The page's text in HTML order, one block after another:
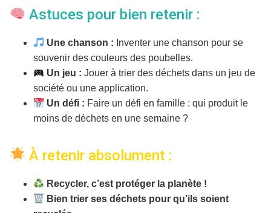
Astuces pour bien retenir :
Une chanson : Inventer une chanson pour se
souvenir des couleurs des poubelles.
Un jeu : Jouer à trier des déchets dans un jeu de
société ou une application.
Un défi : Faire un défi en famille : qui produit le
moins de déchets en une semaine ?
À retenir absolument :
Recycler, c’est protéger la planète !
Bien trier ses déchets pour qu’ils soient